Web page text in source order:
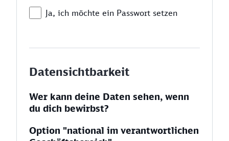
Ja, ich möchte ein Passwort setzen
Datensichtbarkeit
Wer kann deine Daten sehen, wenn
du dich bewirbst?
Option "national im verantwortlichen